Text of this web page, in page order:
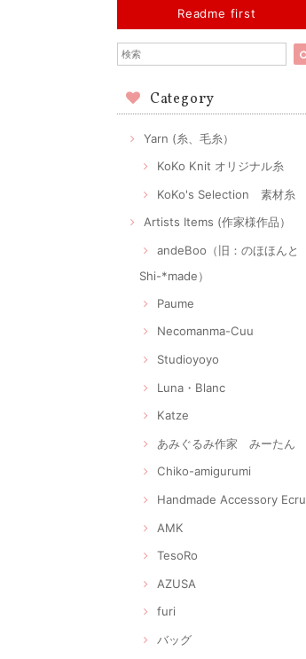
Readme first
Category
Yarn (糸、毛糸）
KoKo Knit オリジナル糸
KoKo's Selection 素材糸
Artists Items (作家様作品）
andeBoo（旧：のほほんと
Shi-*made）
Paume
Necomanma-Cuu
Studioyoyo
Luna・Blanc
Katze
あみぐるみ作家 みーたん
Chiko-amigurumi
Handmade Accessory Ecru
AMK
TesoRo
AZUSA
furi
バッグ